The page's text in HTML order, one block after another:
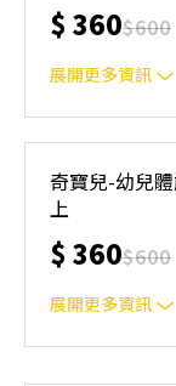
$ 360$600
展開更多資訊
程，結合體操項
能、感統與自
奇寶兒-幼兒
上
$ 360$600
展開更多資訊